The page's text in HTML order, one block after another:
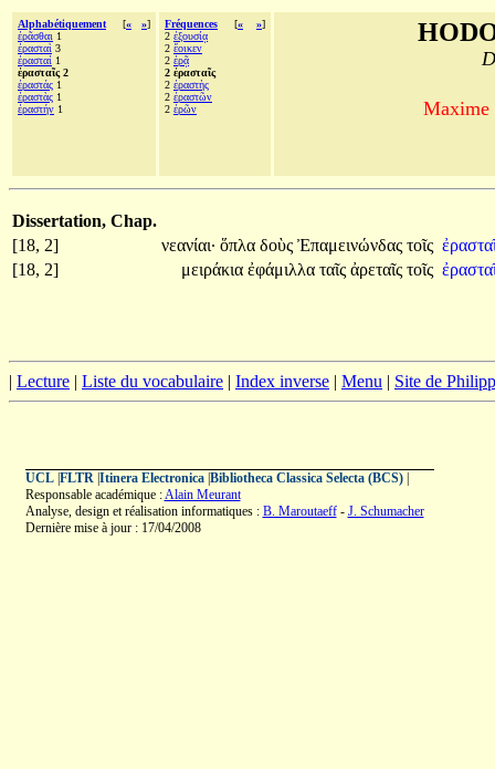
Alphabétiquement [« »]
ἐρᾶσθαι 1
ἐρασταὶ 3
ἐρασταί 1
ἐρασταῖς 2
ἐραστάς 1
ἐραστὰς 1
ἐραστήν 1
Fréquences [« »]
2 ἐξουσίᾳ
2 ἔοικεν
2 ἐρᾷ
2 ἐρασταῖς
2 ἐραστὴς
2 ἐραστῶν
2 ἐρῶν Maxime
Dissertation, Chap.
[18, 2]
νεανίαι· ὅπλα δοὺς Ἐπαμεινώνδας τοῖς
[18, 2]
μειράκια ἐφάμιλλα ταῖς ἀρεταῖς τοῖς
| Lecture | Liste du vocabulaire | Index inverse | Menu | Site de
UCL| FLTR| Itinera Electronica| Bibliotheca Classica Selecta (BCS)|
Responsable académique :Alain Meurant
Analyse, design et réalisation informatiques : B. Maroutaeff- J. Schumacher
Dernière mise à jour : 17/04/2008